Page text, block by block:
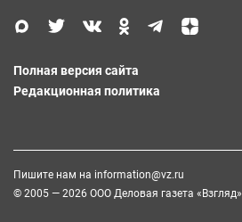
Полная версия сайта
Редакционная политика
Пишите нам на information@vz.ru
© 2005 — 2026 ООО Деловая газета «Взгляд»